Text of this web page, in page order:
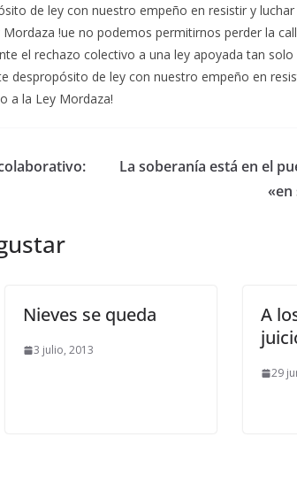
de ley con nuestro empeño en resistir y
!ue no podemos permitirnos perder la
el rechazo colectivo a una ley apoyada tan solo
despropósito de ley con nuestro empeño en
a la Ley Mordaza!
La soberanía está en el
«en
Nieves se queda
3 julio, 2013
A
29